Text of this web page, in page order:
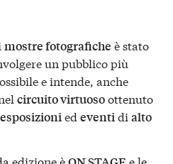
mostre fotografiche è stato
un pubblico più
e intende, anche
circuito virtuosoottenuto
esposizionied eventidi alto
edizione è
e le